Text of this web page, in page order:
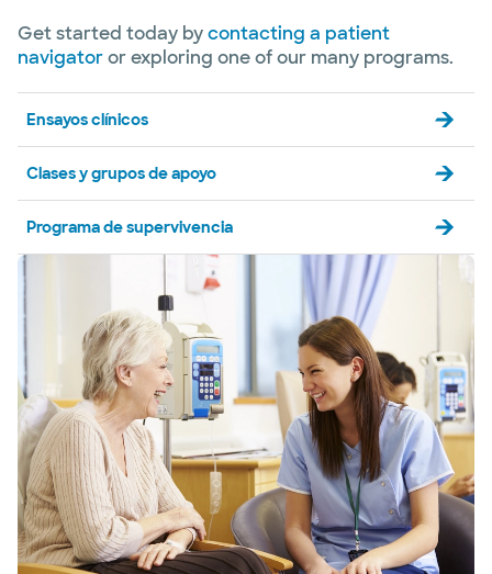
Get started today bycontacting a patient
navigatoror exploring one of our many programs.
Ensayos clínicos
Clases y grupos de apoyo
Programa de supervivencia